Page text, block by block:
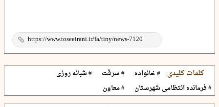
کلمات کلیدی: # خانواده # سرقت
# شبانه روزی
# فرمانده انتظامی شهرستان
# معاون